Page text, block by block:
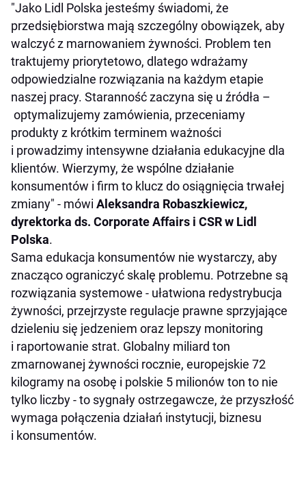
"Jako Lidl Polska jesteśmy świadomi, że
przedsiębiorstwa mają szczególny obowiązek, aby
walczyć z marnowaniem żywności. Problem ten
traktujemy priorytetowo, dlatego wdrażamy
odpowiedzialne rozwiązania na każdym etapie
naszej pracy. Staranność zaczyna się u źródła –
optymalizujemy zamówienia, przeceniamy
produkty z krótkim terminem ważności
i prowadzimy intensywne działania edukacyjne dla
klientów. Wierzymy, że wspólne działanie
konsumentów i firm to klucz do osiągnięcia trwałej
zmiany" - mówi Aleksandra Robaszkiewicz,
dyrektorka ds. Corporate Affairs i CSR w Lidl
Polska.
Sama edukacja konsumentów nie wystarczy, aby
znacząco ograniczyć skalę problemu. Potrzebne są
rozwiązania systemowe - ułatwiona redystrybucja
żywności, przejrzyste regulacje prawne sprzyjające
dzieleniu się jedzeniem oraz lepszy monitoring
i raportowanie strat. Globalny miliard ton
zmarnowanej żywności rocznie, europejskie 72
kilogramy na osobę i polskie 5 milionów ton to nie
tylko liczby - to sygnały ostrzegawcze, że przyszłość
wymaga połączenia działań instytucji, biznesu
i konsumentów.